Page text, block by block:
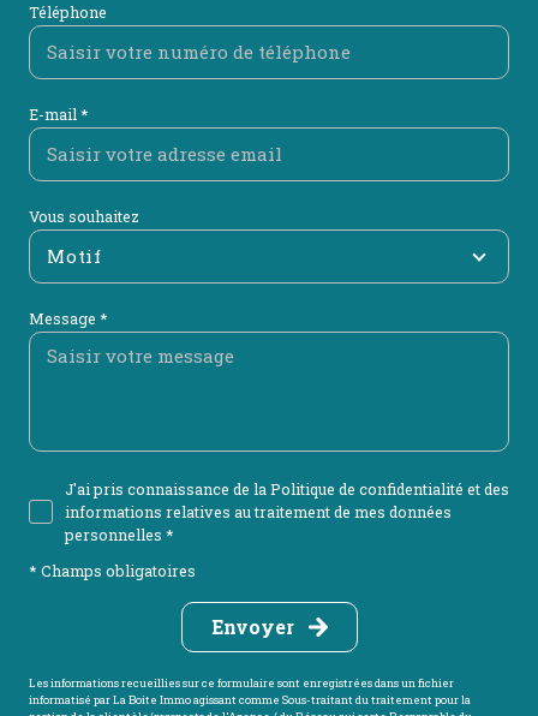
Téléphone
E-mail *
Vous souhaitez
Motif
Message *
J'ai pris connaissance de la Politique de confidentialité et des
informations relatives au traitement de mes données
personnelles *
* Champs obligatoires
Envoyer
Les informations recueillies sur ce formulaire sont enregistrées dans un fichier
informatisé par La Boite Immo agissant comme Sous-traitant du traitement pour la